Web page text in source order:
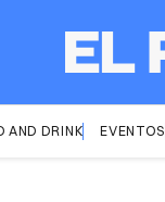
AND DRINK EVENTOS